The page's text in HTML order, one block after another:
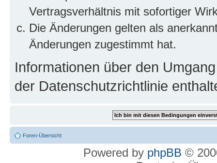
Vertragsverhältnis mit sofortiger
Die Änderungen gelten als
Änderungen zugestimmt hat.
Informationen über den
der Datenschutzrichtlinie
Foren-Übersicht
Powered by phpBB ©